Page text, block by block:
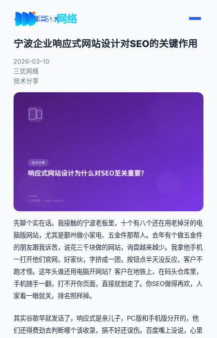
三优网络
← 返回新闻列表
宁波企业响应式网站设计对SEO的关键作用
2026-03-10
三优网络
技术分享
先聊个实在话。我接触的宁波老板里，十个有八个还在用老掉牙的电
脑版网站，尤其是鄞州做小家电、五金件那帮人。去年有个做五金件
的朋友跟我诉苦，说花三千块做的网站，询盘越来越少。我拿他手机
一打开他们官网，好家伙，字挤成一团，按钮点半天没反应，客户不
跑才怪。这年头谁还用电脑开网站？客户在地铁上、在码头仓库里，
手机随手一翻，打不开你页面，直接就划走了。你SEO做得再欢，人
家看一眼就关，排名照样掉。
其实谷歌早就发话了，响应式是亲儿子，PC版和手机版分开的，他
们还得费劲去判断哪个该收录，搞不好还误伤。百度嘴上没说，心里